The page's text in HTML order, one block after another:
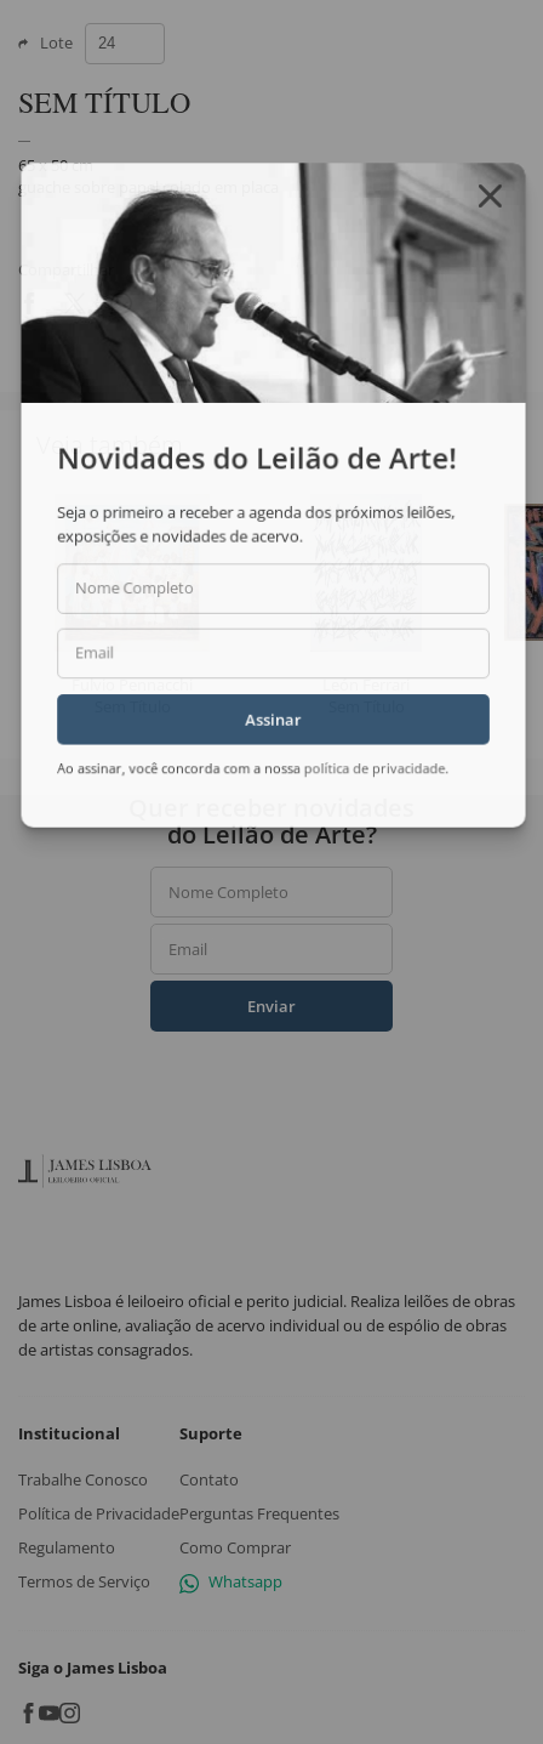
Lote
SEM TÍTULO
65 x 50 cm
guache sobre papel colado em placa
Compartilhar
Veja também
Fulvio Pennacchi
León Ferrari
Novidades do Leilão de Arte!
Seja o primeiro a receber a agenda dos próximos leilões,
exposições e novidades de acervo.
Nome Completo
Email
Assinar
Ao assinar, você concorda com a nossa política de privacidade.
do Leilão de Arte?
Nome Completo
Email
Enviar
James Lisboa é leiloeiro oficial e perito judicial. Realiza leilões de obras
de arte online, avaliação de acervo individual ou de espólio de obras
de artistas consagrados.
Institucional
Trabalhe Conosco
Política de Privacidade
Regulamento
Termos de Serviço
Suporte
Contato
Perguntas Frequentes
Como Comprar
Whatsapp
Siga o James Lisboa